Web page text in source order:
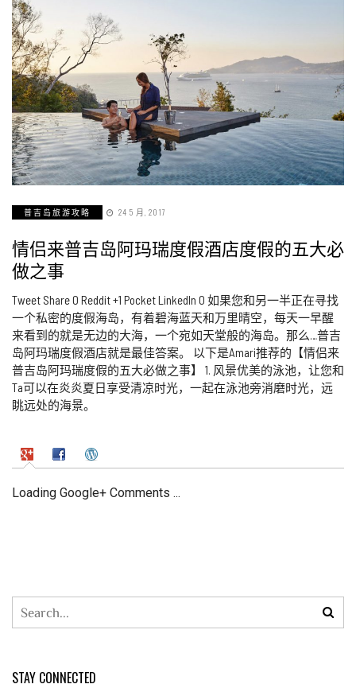
普吉岛旅游攻略 24 5 月, 2017
情侣来普吉岛阿玛瑞度假酒店度假的五大必
做之事
Tweet Share 0 Reddit +1 Pocket LinkedIn 0 如果您和另一半正在寻找
一个私密的度假海岛，有着碧海蓝天和万里晴空，每天一早醒
来看到的就是无边的大海，一个宛如天堂般的海岛。那么…普吉
岛阿玛瑞度假酒店就是最佳答案。 以下是Amari推荐的【情侣来
普吉岛阿玛瑞度假的五大必做之事】 1. 风景优美的泳池，让您和
Ta可以在炎炎夏日享受清凉时光，一起在泳池旁消磨时光，远
眺远处的海景。
Loading Google+ Comments ...
STAY CONNECTED